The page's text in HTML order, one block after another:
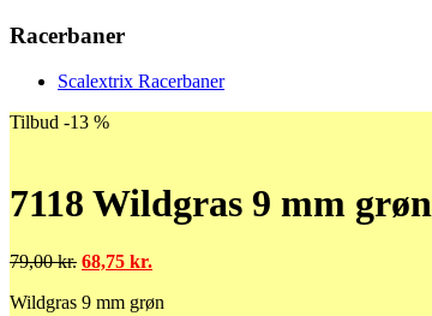
Racerbaner
Scalextrix Racerbaner
Tilbud -13 %
7118 Wildgras 9 mm grøn
79,00kr. Den
pris
68,75 kr.
pris
Wildgras 9 mm grøn